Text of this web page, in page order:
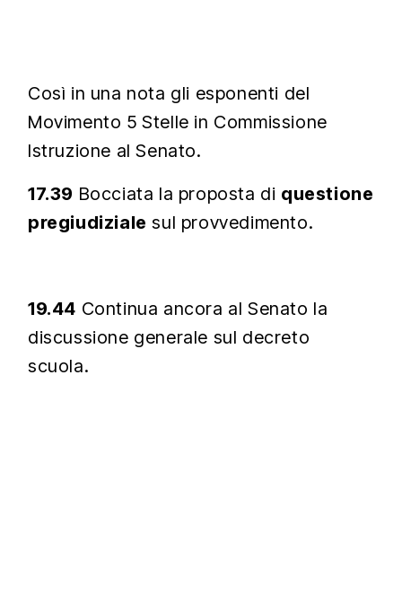
Così in una nota gli esponenti del
Movimento 5 Stelle in Commissione
Istruzione al Senato.
17.39 Bocciata la proposta di questione
pregiudiziale sul provvedimento.
19.44 Continua ancora al Senato la
discussione generale sul decreto
scuola.